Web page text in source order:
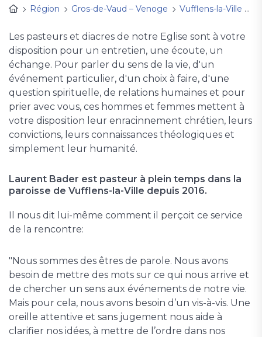
Région
Gros-de-Vaud – Venoge Vufflens-la-Ville
Les pasteurs et diacres de notre Eglise sont à votre
disposition pour un entretien, une écoute, un
échange. Pour parler du sens de la vie, d'un
événement particulier, d'un choix à faire, d'une
question spirituelle, de relations humaines et pour
prier avec vous, ces hommes et femmes mettent à
votre disposition leur enracinnement chrétien, leurs
convictions, leurs connaissances théologiques et
simplement leur humanité.
Laurent Bader est pasteur à plein temps dans la
paroisse de Vufflens-la-Ville depuis 2016.
Il nous dit lui-même comment il perçoit ce service
de la rencontre:
"Nous sommes des êtres de parole. Nous avons
besoin de mettre des mots sur ce qui nous arrive et
de chercher un sens aux événements de notre vie.
Mais pour cela, nous avons besoin d’un vis-à-vis. Une
oreille attentive et sans jugement nous aide à
clarifier nos idées, à mettre de l’ordre dans nos